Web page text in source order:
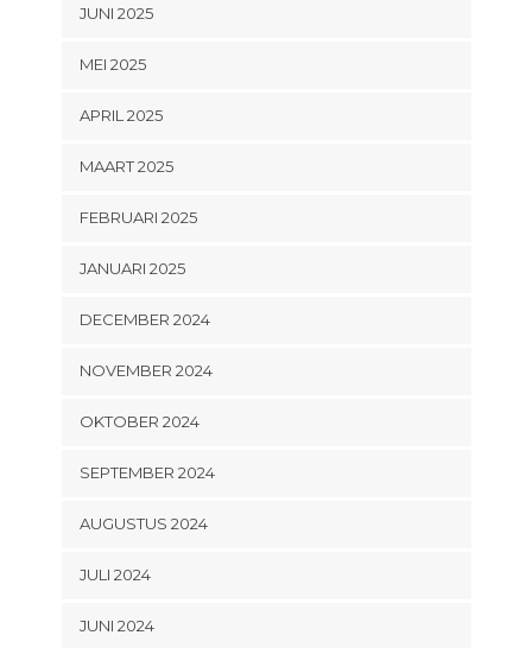
JUNI 2025
MEI 2025
APRIL 2025
MAART 2025
FEBRUARI 2025
JANUARI 2025
DECEMBER 2024
NOVEMBER 2024
OKTOBER 2024
SEPTEMBER 2024
AUGUSTUS 2024
JULI 2024
JUNI 2024